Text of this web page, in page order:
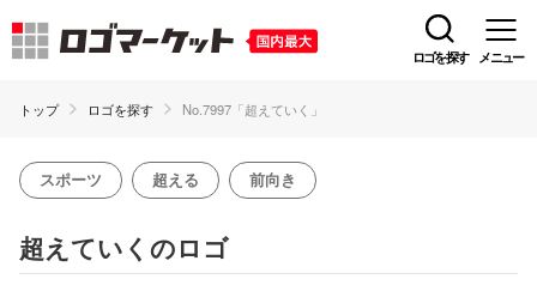
ロゴを探す メニュー
トップ ロゴを探す No.7997「超えていく」
スポーツ 超える 前向き
超えていく のロゴ